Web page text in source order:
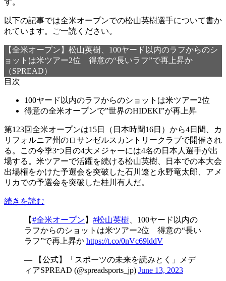
以下の記事では全米オープンでの松山英樹選手について書か
れています。ご一読ください。
【全米オープン】松山英樹、100ヤード以内のラフからのシ
ョットは米ツアー2位 得意の“長いラフ”で再上昇か
（SPREAD）
目次
100ヤード以内のラフからのショットは米ツアー2位
得意の全米オープンで‟世界のHIDEKI”が再上昇
第123回全米オープンは15日（日本時間16日）から4日間、カ
リフォルニア州のロサンゼルスカントリークラブで開催され
る。この今季3つ目の4大メジャーには4名の日本人選手が出
場する。米ツアーで活躍を続ける松山英樹、日本での本大会
出場権をかけた予選会を突破した石川遼と永野竜太郎、アメ
リカでの予選会を突破した桂川有人だ。
続きを読む
【#全米オープン 】 #松山英樹 、100ヤード以内の
ラフからのショットは米ツアー2位 得意の“長い
ラフ”で再上昇か https://t.co/0nVc69lddV
— 【公式】「スポーツの未来を読みとく」メデ
ィアSPREAD (@spreadsports_jp) June 13, 2023